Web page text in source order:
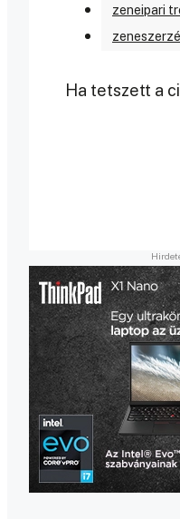
zeneipari
Ha tetszett a